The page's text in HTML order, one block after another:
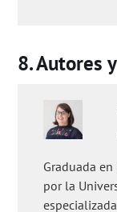
& Macmillan
The National
Health (2006,
2007 (Ver
Wilcox AJ,
relation to
survival of the
1995;333:1517–
Autores
Graduada
por la